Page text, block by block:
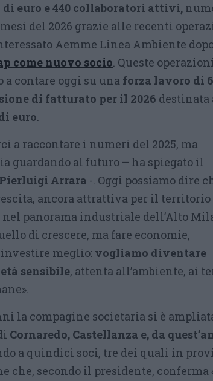
euro e 440 collaboratori attivi,
del 2026 grazie alle recenti
Aemme Linea Ambiente
come nuovo socio. Queste
contare oggi su una forza lavoro di
di fatturato per il 2026 destinata
euro.
a raccontare i numeri del 2025, ma
guardando al futuro – ha spiegato il
Pierluigi Arrara -. Oggi possiamo dire
ancora attrattiva per il territorio
panorama industriale dell’Alto
di crescere, ma fare economie,
meglio: vogliamo diventare
sensibile, attenta all’ambiente, ai
la compagine societaria si è
Cornaredo, Castellanza e, da
a quindici soci, tre dei quali in
che, secondo il presidente, conferma